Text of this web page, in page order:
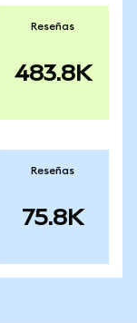
Reseñas
483.8K
Reseñas
75.8K